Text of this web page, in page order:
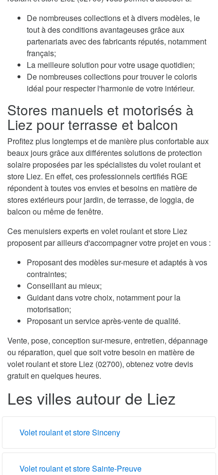
De nombreuses collections et à divers modèles, le
tout à des conditions avantageuses grâce aux
partenariats avec des fabricants réputés, notamment
français;
La meilleure solution pour votre usage quotidien;
De nombreuses collections pour trouver le coloris
idéal pour respecter l'harmonie de votre intérieur.
Stores manuels et motorisés à
Liez pour terrasse et balcon
Profitez plus longtemps et de manière plus confortable aux
beaux jours grâce aux différentes solutions de protection
solaire proposées par les spécialistes du volet roulant et
store Liez. En effet, ces professionnels certifiés RGE
répondent à toutes vos envies et besoins en matière de
stores extérieurs pour jardin, de terrasse, de loggia, de
balcon ou même de fenêtre.
Ces menuisiers experts en volet roulant et store Liez
proposent par ailleurs d'accompagner votre projet en vous :
Proposant des modèles sur-mesure et adaptés à vos
contraintes;
Conseillant au mieux;
Guidant dans votre choix, notamment pour la
motorisation;
Proposant un service après-vente de qualité.
Vente, pose, conception sur-mesure, entretien, dépannage
ou réparation, quel que soit votre besoin en matière de
volet roulant et store Liez (02700), obtenez votre devis
gratuit en quelques heures.
Les villes autour de Liez
Volet roulant et store Sinceny
Volet roulant et store Sainte-Preuve